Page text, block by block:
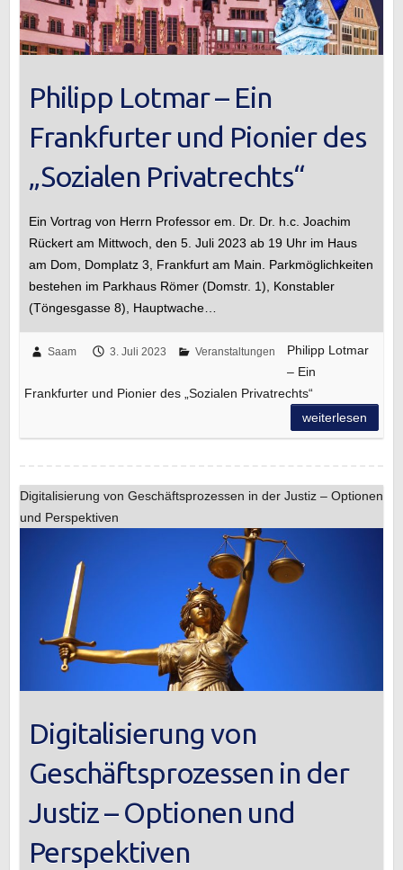
Philipp Lotmar – Ein
Frankfurter und Pionier des
„Sozialen Privatrechts“
Ein Vortrag von Herrn Professor em. Dr. Dr. h.c. Joachim
Rückert am Mittwoch, den 5. Juli 2023 ab 19 Uhr im Haus
am Dom, Domplatz 3, Frankfurt am Main. Parkmöglichkeiten
bestehen im Parkhaus Römer (Domstr. 1), Konstabler
(Töngesgasse 8), Hauptwache…
Saam 3. Juli 2023 Veranstaltungen
Philipp Lotmar
– Ein
Frankfurter und Pionier des „Sozialen Privatrechts“
weiterlesen
Digitalisierung von Geschäftsprozessen in der Justiz – Optionen
und Perspektiven
Digitalisierung von
Geschäftsprozessen in der
Justiz – Optionen und
Perspektiven